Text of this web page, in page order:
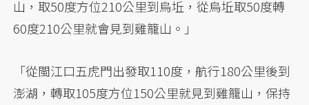
山，取50度方位210公里到烏坵，從烏坵取50度轉
60度210公里就會見到雞籠山。」
「從閩江口五虎門出發取110度，航行180公里後到
澎湖，轉取105度方位150公里就見到雞籠山，保持